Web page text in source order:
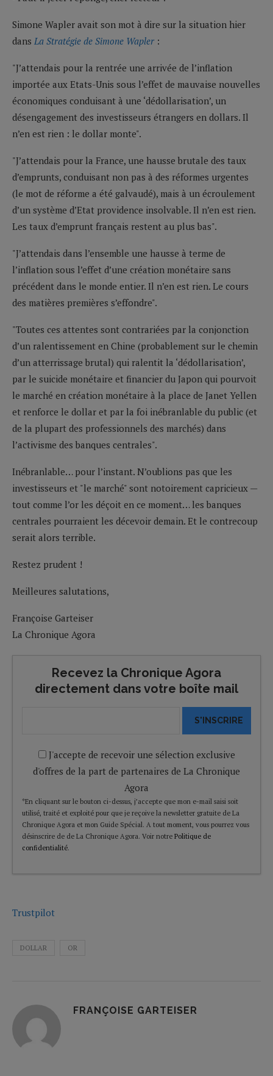
Simone Wapler avait son mot à dire sur la situation hier
dans La Stratégie de Simone Wapler:
"J’attendais pour la rentrée une arrivée de l’inflation
importée aux Etats-Unis sous l’effet de mauvaise nouvelles
économiques conduisant à une ‘dédollarisation’, un
désengagement des investisseurs étrangers en dollars. Il
n’en est rien : le dollar monte".
"J’attendais pour la France, une hausse brutale des taux
d’emprunts, conduisant non pas à des réformes urgentes
(le mot de réforme a été galvaudé), mais à un écroulement
d’un système d’Etat providence insolvable. Il n’en est rien.
Les taux d’emprunt français restent au plus bas".
"J’attendais dans l’ensemble une hausse à terme de
l’inflation sous l’effet d’une création monétaire sans
précédent dans le monde entier. Il n’en est rien. Le cours
des matières premières s’effondre".
"Toutes ces attentes sont contrariées par la conjonction
d’un ralentissement en Chine (probablement sur le chemin
d’un atterrissage brutal) qui ralentit la ‘dédollarisation’,
par le suicide monétaire et financier du Japon qui pourvoit
le marché en création monétaire à la place de Janet Yellen
et renforce le dollar et par la foi inébranlable du public (et
de la plupart des professionnels des marchés) dans
l’activisme des banques centrales".
Inébranlable… pour l’instant. N’oublions pas que les
investisseurs et "le marché" sont notoirement capricieux —
tout comme l’or les déçoit en ce moment… les banques
centrales pourraient les décevoir demain. Et le contrecoup
serait alors terrible.
Restez prudent !
Meilleures salutations,
Françoise Garteiser
La Chronique Agora
Recevez la Chronique Agora
directement dans votre boîte mail
S'INSCRIRE
J'accepte de recevoir une sélection exclusive
d'offres de la part de partenaires de La Chronique
Agora
*En cliquant sur le bouton ci-dessus, j’accepte que mon e-mail saisi soit
utilisé, traité et exploité pour que je reçoive la newsletter gratuite de La
Chronique Agora et mon Guide Spécial. A tout moment, vous pourrez vous
désinscrire de de La Chronique Agora. Voir notre Politique de
confidentialité.
Trustpilot
DOLLAR OR
FRANÇOISE GARTEISER